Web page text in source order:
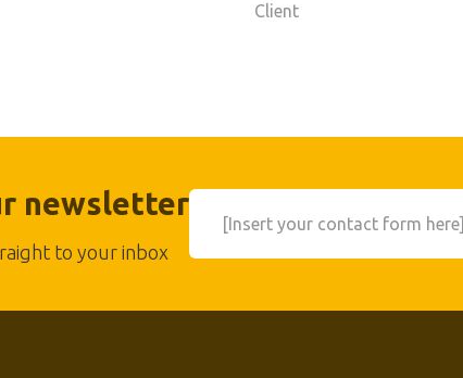
Client
newsletter
to your inbox
[Insert your contact form here]